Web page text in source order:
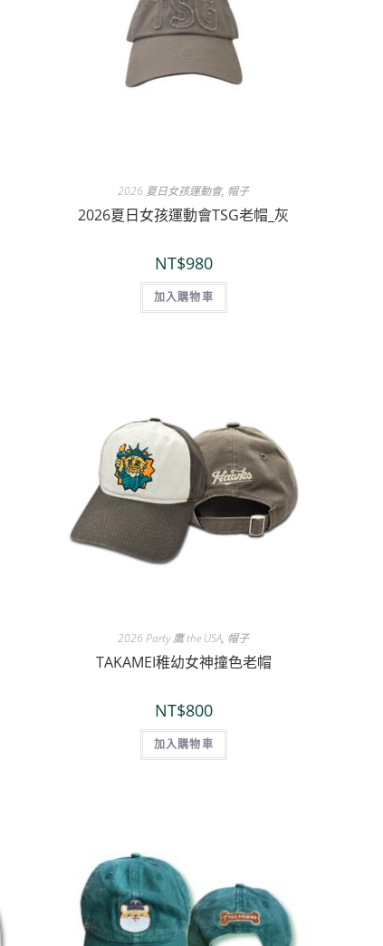
2026 夏日女孩運動會, 帽子
2026夏日女孩運動會TSG老帽_灰
NT$980
加入購物車
2026 Party 鷹 the USA, 帽子
TAKAMEI稚幼女神撞色老帽
NT$800
加入購物車